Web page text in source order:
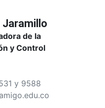
Jaramillo
de la
y Control
y 9588